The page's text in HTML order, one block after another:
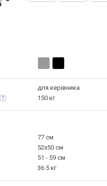
для керівника
150 кг
77 см
52x50 см
51 - 59 см
36.5 кг